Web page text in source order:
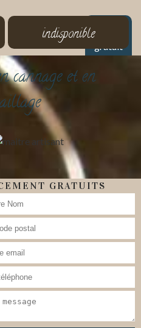
Devis
gratuit
indisponible
cannage et en
GRATUITS